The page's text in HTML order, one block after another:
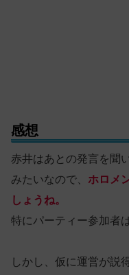
感想
赤井はあとの発言を聞
みたいなので、 ホロメ
しょうね。
特にパーティー参加者
しかし、仮に運営が説